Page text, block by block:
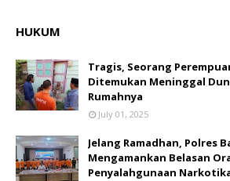
HUKUM
Tragis, Seorang
Ditemukan Meninggal
Rumahnya
July 01, 2025
Jelang Ramadhan, Polres
Mengamankan Belasan
Penyalahgunaan